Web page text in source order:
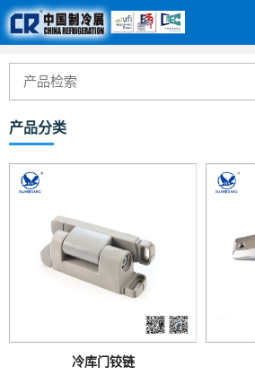
产品分类
冷库门铰链